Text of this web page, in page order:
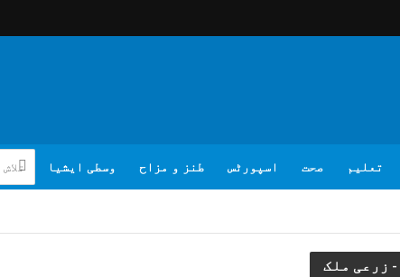
تعلیم صحت اسپورٹس طنز و مزاح وسطی ایشیا